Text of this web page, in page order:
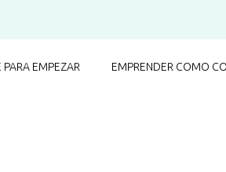
PARA EMPEZAR EMPRENDER COMO